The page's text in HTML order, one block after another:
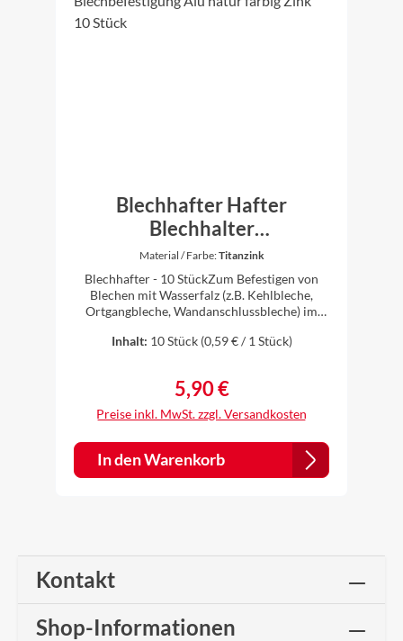
Blechhafter Hafter
Blechhalter
Blechbefestigung Alu natur
farbig Zink 10 Stück
Material / Farbe:Titanzink
Blechhafter - 10 StückZum Befestigen von
Blechen mit Wasserfalz (z.B. Kehlbleche,
Ortgangbleche, Wandanschlussbleche) im
Materialien:Aluminium natur 0,8 mm
außen - anthrazit (RAL 7016), weiß (RAL
9010), braun (RAL 8014), ziegelrot (RAL
8004), oxidrot (RAL 3009)
Inhalt: 10 Stück (0,59 € / 1 Stück)
Regulärer Preis:
5,90 €
Preise inkl. MwSt. zzgl. Versandkosten
In den Warenkorb
Kontakt
Shop-Informationen